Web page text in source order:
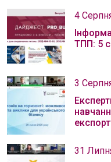
4
ТПП: 5
3
31